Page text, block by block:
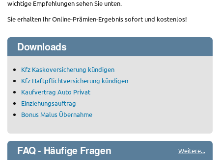
wichtige Empfehlungen sehen Sie unten.
Sie erhalten Ihr Online-Prämien-Ergebnis sofort und kostenlos!
Downloads
Kfz Kaskoversicherung kündigen
Kfz Haftpflichtversicherung kündigen
Kaufvertrag Auto Privat
Einziehungsauftrag
Bonus Malus Übernahme
FAQ - Häufige Fragen Weitere...